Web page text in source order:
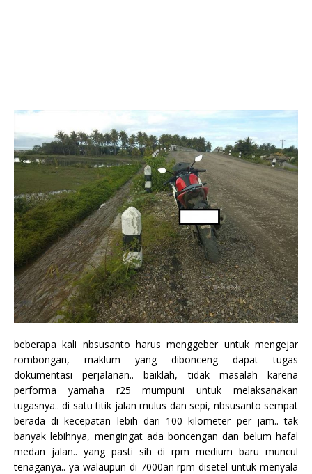
beberapa kali nbsusanto harus menggeber untuk mengejar
rombongan, maklum yang dibonceng dapat tugas
dokumentasi perjalanan.. baiklah, tidak masalah karena
performa yamaha r25 mumpuni untuk melaksanakan
tugasnya.. di satu titik jalan mulus dan sepi, nbsusanto sempat
berada di kecepatan lebih dari 100 kilometer per jam.. tak
banyak lebihnya, mengingat ada boncengan dan belum hafal
medan jalan.. yang pasti sih di rpm medium baru muncul
tenaganya.. ya walaupun di 7000an rpm disetel untuk menyala